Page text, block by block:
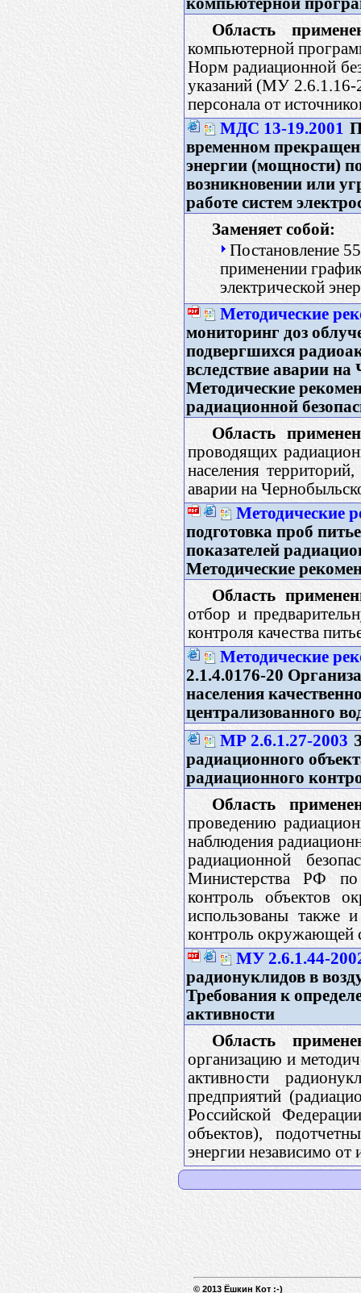
Область
компьютерной
Норм радиационной
указаний (МУ
персонала от
МДС 13-19.2001
временном
энергии (мощности)
возникновении или
работе систем
Заменяет собой:
Постановление
применении
электрической
Методические
мониторинг доз
подвергшихся
вследствие аварии
Методические
радиационной
Область
проводящих
населения
аварии на
Методические
подготовка проб
показателей
Методические
Область
отбор и
контроля качества
Методические
2.1.4.0176-20
населения
централизованного
МР 2.6.1.27-2003
радиационного
радиационного
Область
проведению
наблюдения
радиационной
Министерства РФ по
контроль объектов
использованы также
контроль окружающей
МУ 2.6.1.44-
радионуклидов в
Требования к
активности
Область
организацию и
активности
предприятий
Российской
объектов),
энергии независимо
© 2013 Ёшкин Кот :-)